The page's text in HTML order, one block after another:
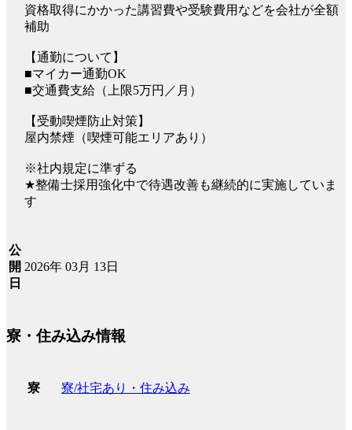
資格取得にかかった講習費や受験費用などを会社が全額
補助
【通勤について】
■マイカー通勤OK
■交通費支給（上限5万円／月）
【受動喫煙防止対策】
屋内禁煙（喫煙可能エリアあり）
※社内規定に準ずる
★整備士採用強化中で待遇改善も継続的に実施していま
す
公
開
日
2026年 03月 13日
寮・住み込み情報
寮 寮/社宅あり・住み込み